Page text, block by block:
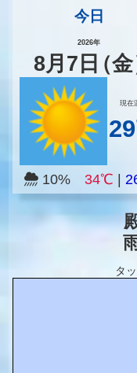
今日
2026年
8月 7 日（金
現在
10% 34℃
タ